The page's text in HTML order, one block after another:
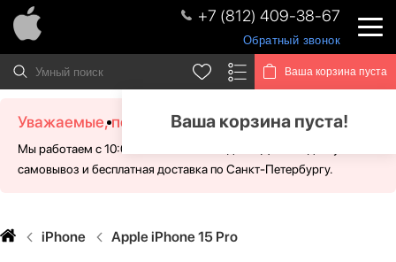
+7 (812) 409-38-67
Обратный звонок
Ваша корзина пуста
Ваша корзина пуста!
Уважаемые, посетители!
Мы работаем с 10:00 - 21:00 без выходных. Для Вас доступен
самовывоз и бесплатная доставка по Санкт-Петербургу.
iPhone Apple iPhone 15 Pro